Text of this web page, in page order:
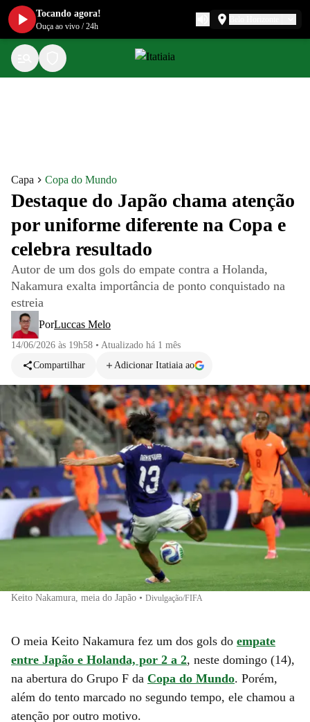
Capa Copa do Mundo
Destaque do Japão chama atenção
por uniforme diferente na Copa e
celebra resultado
Autor de um dos gols do empate contra a Holanda,
Nakamura exalta importância de ponto conquistado na
estreia
PorLuccas Melo
14/06/2026 às 19h58 • Atualizado há 1 mês
Compartilhar
Adicionar Itatiaia ao
Keito Nakamura, meia do Japão • Divulgação/FIFA
O meia Keito Nakamura fez um dos gols do empate
entre Japão e Holanda, por 2 a 2, neste domingo (14),
na abertura do Grupo F da Copa do Mundo. Porém,
além do tento marcado no segundo tempo, ele chamou a
atenção por outro motivo.
Tocando agora!
Ouça ao vivo /24h